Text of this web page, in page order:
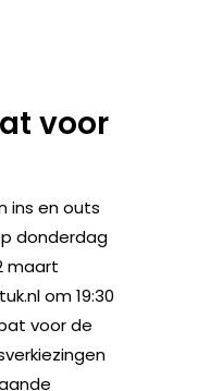
voor
ins en outs
donderdag
maart
om 19:30
voor de